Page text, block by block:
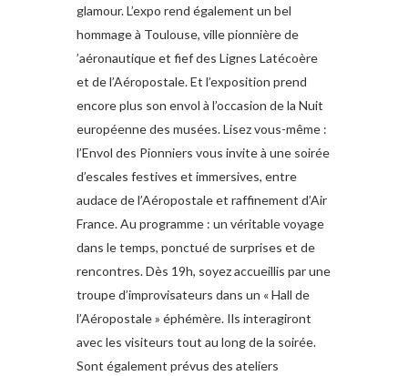
glamour. L’expo rend également un bel
hommage à Toulouse, ville pionnière de
’aéronautique et fief des Lignes Latécoère
et de l’Aéropostale. Et l’exposition prend
encore plus son envol à l’occasion de la Nuit
européenne des musées. Lisez vous-même :
l’Envol des Pionniers vous invite à une soirée
d’escales festives et immersives, entre
audace de l’Aéropostale et raffinement d’Air
France. Au programme : un véritable voyage
dans le temps, ponctué de surprises et de
rencontres. Dès 19h, soyez accueillis par une
troupe d’improvisateurs dans un « Hall de
l’Aéropostale » éphémère. Ils interagiront
avec les visiteurs tout au long de la soirée.
Sont également prévus des ateliers